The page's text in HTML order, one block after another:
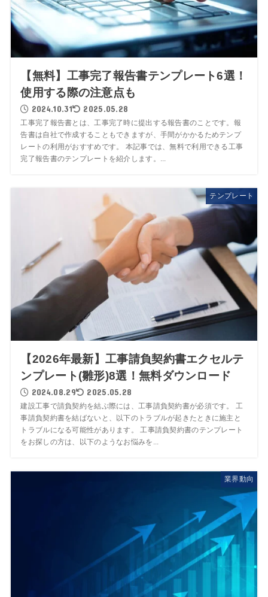
【無料】工事完了報告書テンプレート6選！
使用する際の注意点も
2024.10.31 2025.05.28
工事完了報告書とは、工事完了時に提出する報告書のことです。報
告書は自社で作成することもできますが、手間がかかるためテンプ
レートの利用がおすすめです。 本記事では、無料で利用できる工事
完了報告書のテンプレートを紹介します。...
テンプレート
【2026年最新】工事請負契約書エクセルテ
ンプレート(雛形)8選！無料ダウンロード
2024.08.29 2025.05.28
建設工事で請負契約を結ぶ際には、工事請負契約書が必須です。 工
事請負契約書を結ばないと、以下のトラブルが起きたときに施主と
トラブルになる可能性があります。 工事請負契約書のテンプレート
をお探しの方は、以下のようなお悩みを...
業界動向